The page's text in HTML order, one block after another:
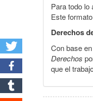
Para todo lo
Este
Derechos
Con base
Derechos
que el